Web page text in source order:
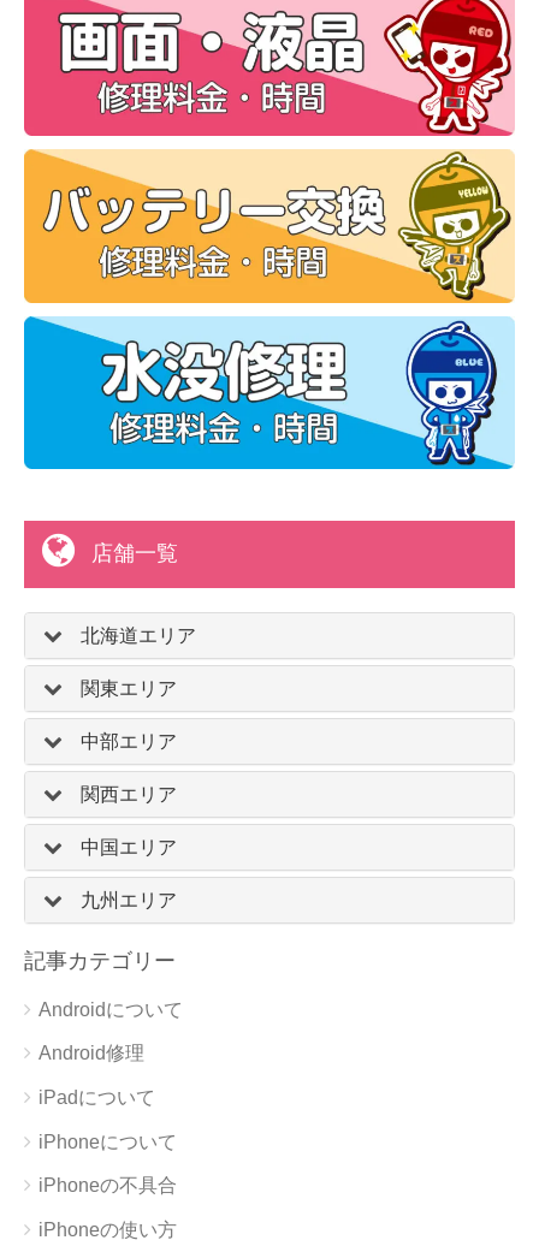
店舗一覧
北海道エリア
関東エリア
中部エリア
関西エリア
中国エリア
九州エリア
記事カテゴリー
Androidについて
Android修理
iPadについて
iPhoneについて
iPhoneの不具合
iPhoneの使い方